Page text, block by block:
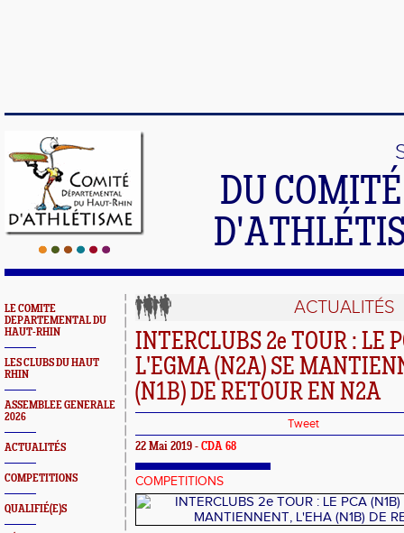
DU
LE COMITE
DEPARTEMENTAL DU
HAUT-RHIN
LES CLUBS DU HAUT
RHIN
ASSEMBLEE GENERALE
2026
ACTUALITÉS
COMPETITIONS
QUALIFIÉ(E)S
ACTUALITÉS
INTERCLUBS 2e TOUR : LE
L'EGMA (N2A) SE
(N1B) DE RETOUR EN N2A
Tweet
22 Mai 2019 - CDA 68
COMPETITIONS